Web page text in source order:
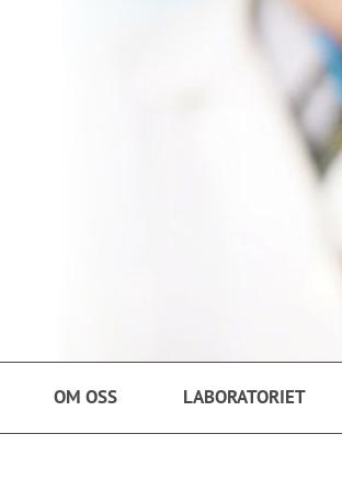
OM OSS LABORATORIET